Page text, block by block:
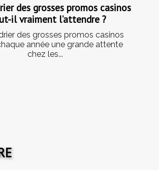
des grosses promos casinos
il vraiment l’attendre ?
des grosses promos casinos
année une grande attente
chez les...